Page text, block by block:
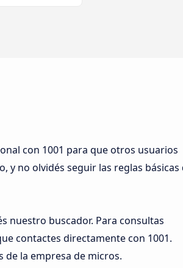
con 1001 para que otros usuarios
y no olvidés seguir las reglas básicas
nuestro buscador. Para consultas
contactes directamente con 1001.
de la empresa de micros.